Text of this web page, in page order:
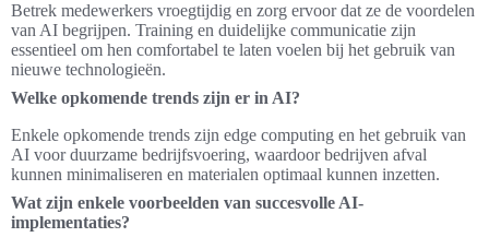
Betrek medewerkers vroegtijdig en zorg ervoor dat ze de voordelen
van AI begrijpen. Training en duidelijke communicatie zijn
essentieel om hen comfortabel te laten voelen bij het gebruik van
nieuwe technologieën.
Welke opkomende trends zijn er in AI?
Enkele opkomende trends zijn edge computing en het gebruik van
AI voor duurzame bedrijfsvoering, waardoor bedrijven afval
kunnen minimaliseren en materialen optimaal kunnen inzetten.
Wat zijn enkele voorbeelden van succesvolle AI-
implementaties?